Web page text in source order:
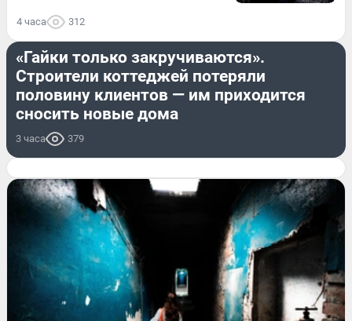
4 часа 312
НЕДВИЖИМОСТЬ
«Гайки только закручиваются».
Строители коттеджей потеряли
половину клиентов — им приходится
сносить новые дома
3 часа 379